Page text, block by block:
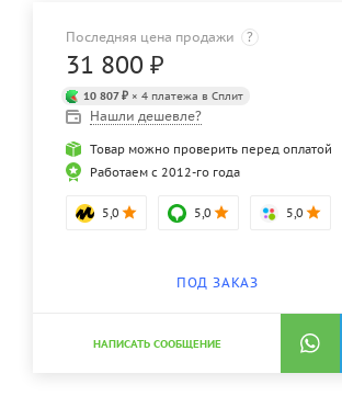
Последняя цена продажи ?
31 800 ₽
10 807 ₽ × 4 платежа в Сплит
Нашли дешевле?
Товар можно проверить перед оплатой
Работаем с 2012-го года
5,0 5,0 5,0
ПОД ЗАКАЗ
НАПИСАТЬ СООБЩЕНИЕ